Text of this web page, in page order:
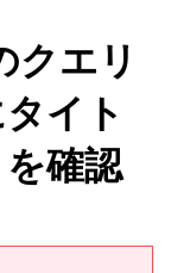
クエリ
イト
確認